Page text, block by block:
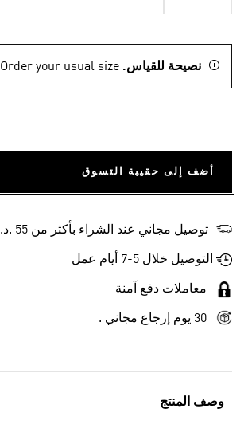
وصف المنتج
نصيحة للقياس. Order your usual size.
أضف إلى حقيبة التسوق
توصيل مجاني عند الشراء بأكثر من 55 .د.ب‎
التوصيل خلال 5-7 أيام عمل
معاملات دفع آمنة